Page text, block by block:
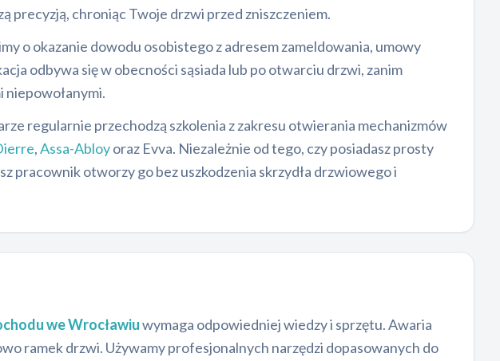
precyzją, chroniąc Twoje drzwi przed zniszczeniem.
o okazanie dowodu osobistego z adresem zameldowania, umowy
odbywa się w obecności sąsiada lub po otwarciu drzwi, zanim
niepowołanymi.
regularnie przechodzą szkolenia z zakresu otwierania mechanizmów
,Assa-Abloyoraz Evva. Niezależnie od tego, czy posiadasz prosty
pracownik otworzy go bez uszkodzenia skrzydła drzwiowego i
we Wrocławiuwymaga odpowiedniej wiedzy i sprzętu. Awaria
ramek drzwi. Używamy profesjonalnych narzędzi dopasowanych do